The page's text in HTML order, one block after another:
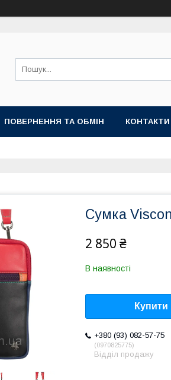
ПОВЕРНЕННЯ ТА ОБМІН КОНТАКТИ
Сумка
2 850 ₴
В наявності
Купити
+380 (93) 082-57-75
0970825775
Відділ продажу